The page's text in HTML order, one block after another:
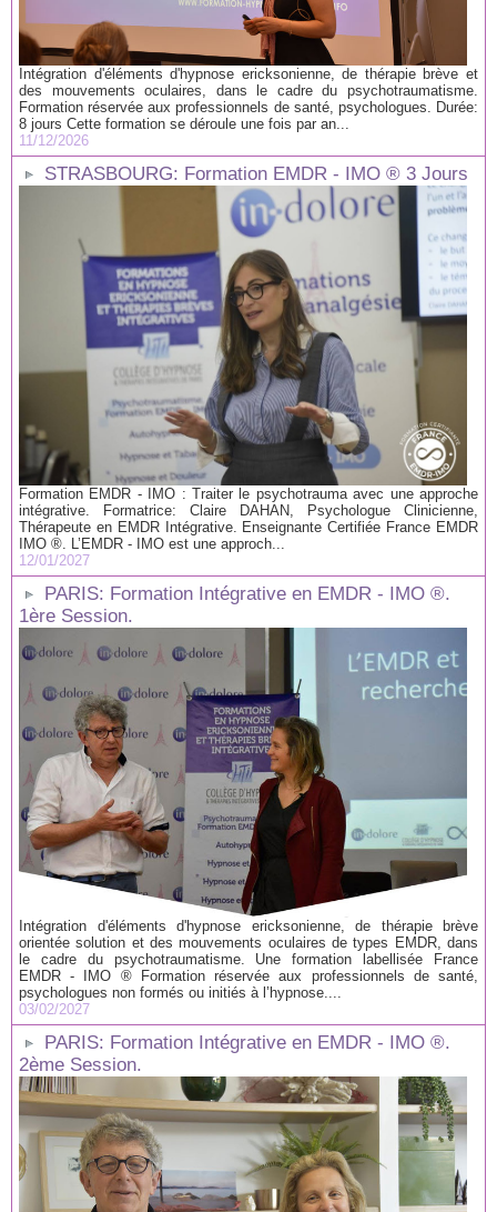
Intégration d'éléments d'hypnose ericksonienne, de thérapie brève et
des mouvements oculaires, dans le cadre du psychotraumatisme.
Formation réservée aux professionnels de santé, psychologues. Durée:
8 jours Cette formation se déroule une fois par an...
11/12/2026
STRASBOURG: Formation EMDR - IMO ® 3 Jours
Formation EMDR - IMO : Traiter le psychotrauma avec une approche
intégrative. Formatrice: Claire DAHAN, Psychologue Clinicienne,
Thérapeute en EMDR Intégrative. Enseignante Certifiée France EMDR
IMO ®. L’EMDR - IMO est une approch...
12/01/2027
PARIS: Formation Intégrative en EMDR - IMO ®.
1ère Session.
Intégration d'éléments d'hypnose ericksonienne, de thérapie brève
orientée solution et des mouvements oculaires de types EMDR, dans
le cadre du psychotraumatisme. Une formation labellisée France
EMDR - IMO ® Formation réservée aux professionnels de santé,
psychologues non formés ou initiés à l’hypnose....
03/02/2027
PARIS: Formation Intégrative en EMDR - IMO ®.
2ème Session.